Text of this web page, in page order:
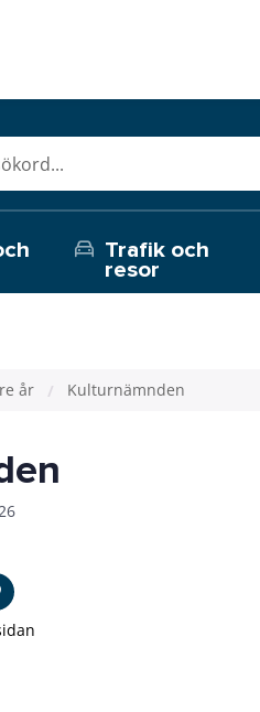
Trafik och
resor
år Kulturnämnden